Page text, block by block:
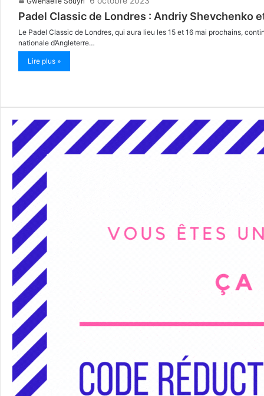
Padel Classic de Londres : Andriy Shevchenko
Le Padel Classic de Londres, qui aura lieu les 15 et 16 mai prochains,
nationale d’Angleterre…
Lire plus »